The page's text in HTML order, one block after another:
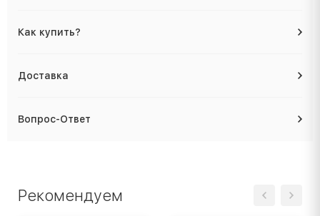
Как купить?
Доставка
Вопрос-Ответ
Рекомендуем